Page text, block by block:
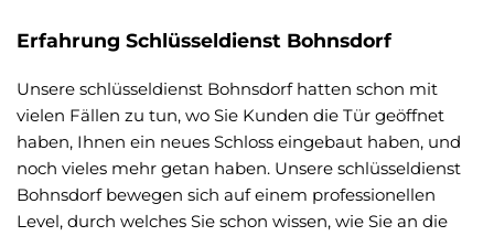
Erfahrung Schlüsseldienst Bohnsdorf
Unsere schlüsseldienst Bohnsdorf hatten schon mit
vielen Fällen zu tun, wo Sie Kunden die Tür geöffnet
haben, Ihnen ein neues Schloss eingebaut haben, und
noch vieles mehr getan haben. Unsere schlüsseldienst
Bohnsdorf bewegen sich auf einem professionellen
Level, durch welches Sie schon wissen, wie Sie an die